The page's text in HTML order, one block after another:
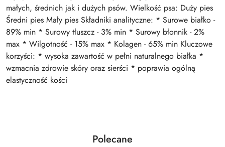
małych, średnich jak i dużych psów. Wielkość psa: Duży pies
Średni pies Mały pies Składniki analityczne: * Surowe białko -
89% min * Surowy tłuszcz - 3% min * Surowy błonnik - 2%
max * Wilgotność - 15% max * Kolagen - 65% min Kluczowe
korzyści: * wysoka zawartość w pełni naturalnego białka *
wzmacnia zdrowie skóry oraz sierści * poprawia ogólną
elastyczność kości
Pomiń karuzelę produktów
Produkty
Polecane